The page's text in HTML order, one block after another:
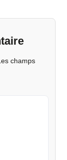
champs